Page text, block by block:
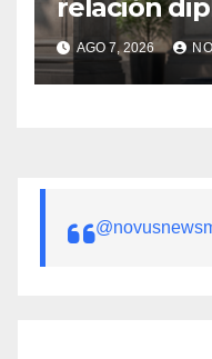
relación
AGO 7, 2026